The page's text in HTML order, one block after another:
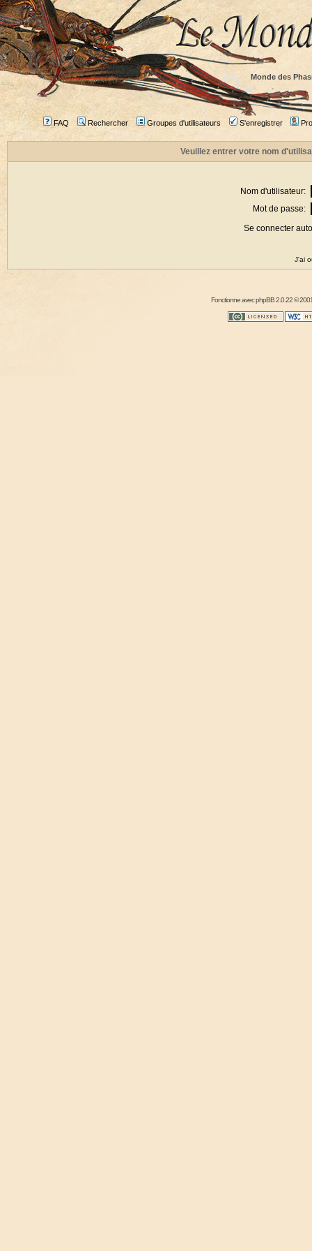
Monde des
FAQ Rechercher Groupes d'utilisateurs S'enregistrer
Veuillez entrer votre nom
Nom d'utilisateur:
Mot de passe:
Se connecter
J'ai
Fonctionne avecphpBB2.0.22 ©